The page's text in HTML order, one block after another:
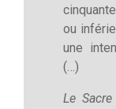
ou
une
(…)
Le